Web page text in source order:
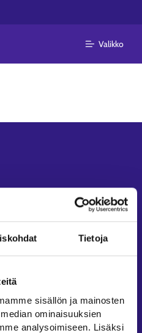
Tietoja
sisällön ja mainosten
ominaisuuksien
analysoimiseen. Lisäksi
Valikko